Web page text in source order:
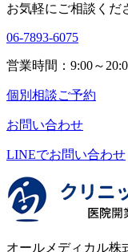
お気軽にご相談くだ
06-7893-6075
営業時間：9:00～
個別相談ご予約
お問い合わせ
LINEでお問い合わせ
オールメディカル株